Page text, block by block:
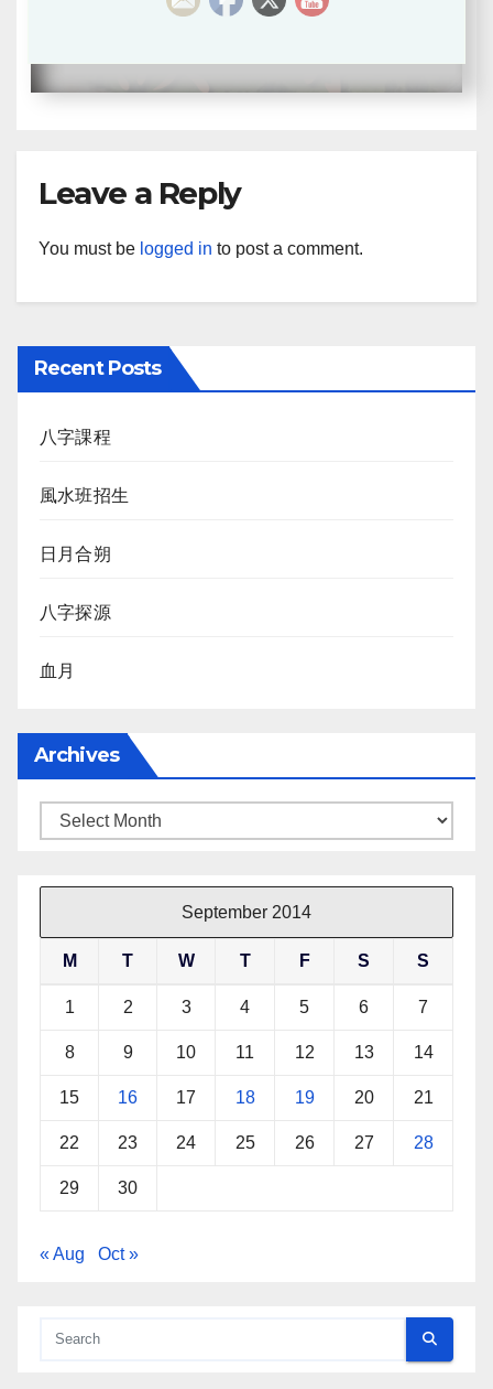
風水上之北
Leave a Reply
You must be logged in to post a comment.
Recent Posts
八字課程
風水班招生
日月合朔
八字探源
血月
Archives
Archives
September 2014
M T W T F S S
1 2 3 4 5 6 7
8 9 10 11 12 13 14
15 16 17 18 19 20 21
22 23 24 25 26 27 28
29 30
« Aug Oct »